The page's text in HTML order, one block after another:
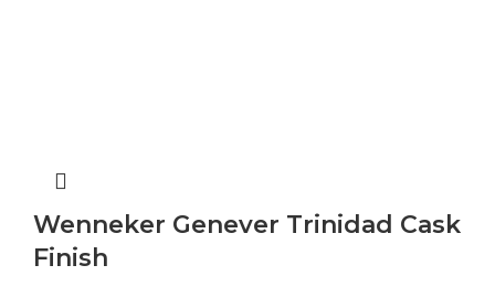
Wenneker Genever Trinidad Cask
Finish